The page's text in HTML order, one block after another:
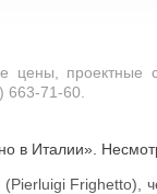
проектные
71-60.
в Италии».